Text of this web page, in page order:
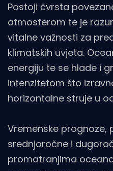
Postoji čvrsta
atmosferom te je
vitalne važnosti za
klimatskih uvjeta.
energiju te se hlade i
intenzitetom što
horizontalne struje u
Vremenske prognoze,
srednjoročne i
promatranjima